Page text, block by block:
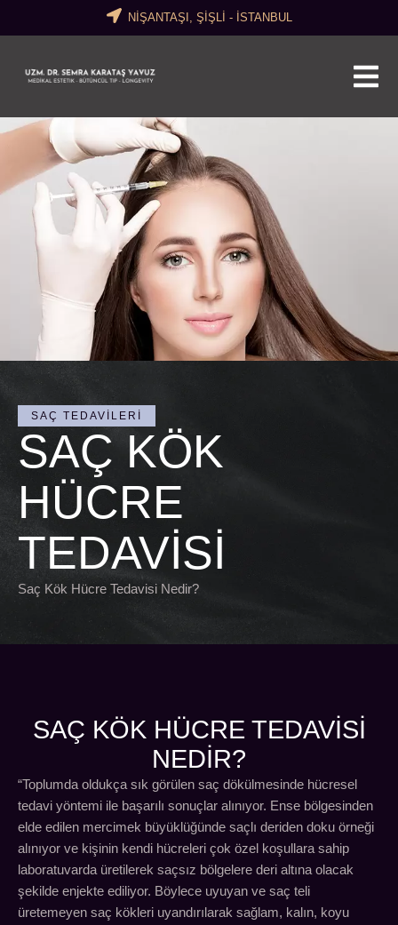
NİŞANTAŞI, ŞİŞLİ - İSTANBUL
SAÇ TEDAVILERI
SAÇ KÖK
HÜCRE
TEDAVISI
Saç Kök Hücre Tedavisi Nedir?
SAÇ KÖK HÜCRE TEDAVISI
NEDİR?
“Toplumda oldukça sık görülen saç dökülmesinde hücresel
tedavi yöntemi ile başarılı sonuçlar alınıyor. Ense bölgesinden
elde edilen mercimek büyüklüğünde saçlı deriden doku örneği
alınıyor ve kişinin kendi hücreleri çok özel koşullara sahip
laboratuvarda üretilerek saçsız bölgelere deri altına olacak
şekilde enjekte ediliyor. Böylece uyuyan ve saç teli
üretemeyen saç kökleri uyandırılarak sağlam, kalın, koyu